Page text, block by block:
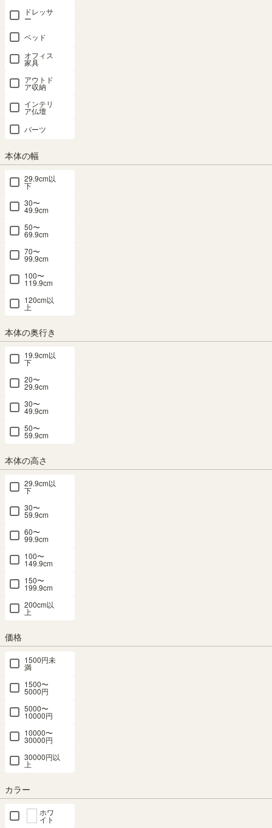
ドレッサ
ー
ベッド
オフィス
家具
アウトド
ア収納
インテリ
ア仏壇
パーツ
本体の幅
29.9cm以
下
30〜
49.9cm
50〜
69.9cm
70〜
99.9cm
100〜
119.9cm
120cm以
上
本体の奥行き
19.9cm以
下
20〜
29.9cm
30〜
49.9cm
50〜
59.9cm
本体の高さ
29.9cm以
下
30〜
59.9cm
60〜
99.9cm
100〜
149.9cm
150〜
199.9cm
200cm以
上
価格
1500円未
満
1500〜
5000円
5000〜
10000円
10000〜
30000円
30000円以
上
カラー
ホワ
イト
下駄箱 シューズボックス 幅60cm 高さ
103cm ダークブラウン 通気性 抜群 約18足
収納 スリット扉 靴箱 玄関収納 ガルバート
ン GBT-1060D
幅60.0 × 奥行36.2 × 高さ102.6（cm）
ガルバートン：
→登録はこちらから
玄関収納 9位
¥ 19,800
送料個別
カラー
ナチュラルブラウン
サイズ
横幅：60cm
組立サービス
最短お届け予定日(目安)